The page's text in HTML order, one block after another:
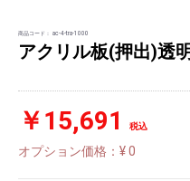
商品コード： ac-4-tra-1000
アクリル板(押出)透
￥15,691 税込
オプション価格：¥0